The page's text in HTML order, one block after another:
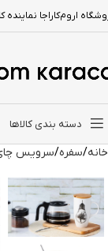
اروم‌کاراجا نماینده
دسته بندی کالاها
خانه سفره سرویس